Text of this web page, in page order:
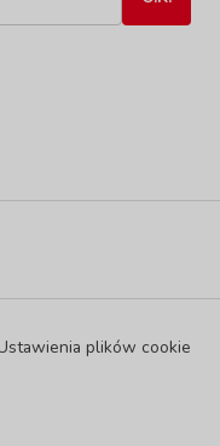
plików cookie